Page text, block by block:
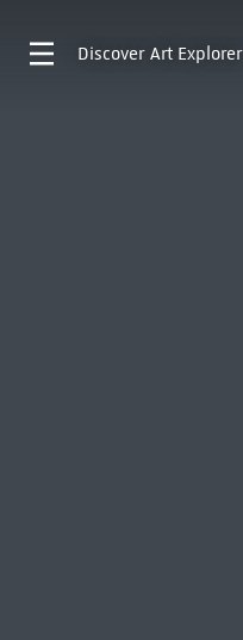
Discover Art Explorer